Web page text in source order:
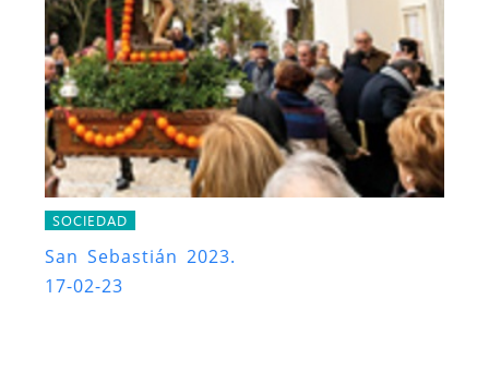
SOCIEDAD
San Sebastián 2023.
17-02-23